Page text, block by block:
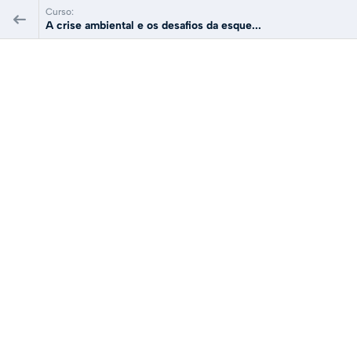
Curso:
A crise ambiental e os desafios da esque...